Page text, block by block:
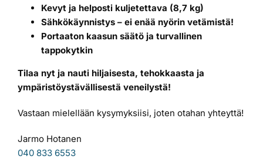
Kevyt ja helposti kuljetettava (8,7 kg)
Sähkökäynnistys – ei enää nyörin vetämistä!
Portaaton kaasun säätö ja turvallinen
tappokytkin
Tilaa nyt ja nauti hiljaisesta, tehokkaasta ja
ympäristöystävällisestä veneilystä!
Vastaan mielellään kysymyksiisi, joten otahan yhteyttä!
Jarmo Hotanen
040 833 6553